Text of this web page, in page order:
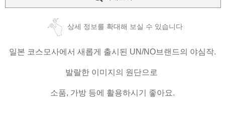
상세 정보를 확대해 보실 수 있습니다
일본 코스모사에서 새롭게 출시된 UN/NO브랜드의 야심작.
발랄한 이미지의 원단으로
소품, 가방 등에 활용하시기 좋아요.